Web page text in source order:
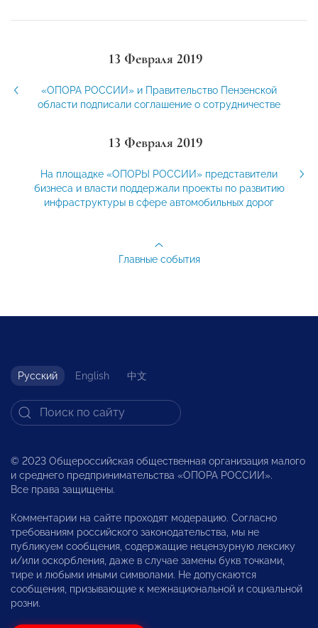
13 Февраля 2019
«ОПОРА РОССИИ» и Правительство Пензенской
области подписали соглашение о сотрудничестве
13 Февраля 2019
На площадке «ОПОРЫ РОССИИ» представители
бизнеса и власти поддержали проекты по развитию
инфраструктуры в сфере автомобильных дорог
Главные события
Русский English 中文
© 2023 Общероссийская общественная организация малого
и среднего предпринимательства «ОПОРА РОССИИ».
Все права защищены.
Комментарии на сайте проходят модерацию. Согласно
требованиям российского законодательства, мы не
публикуем сообщения, содержащие нецензурную лексику
и/или оскорбления, даже в случае замены букв точками,
тире и любыми иными символами. Не допускаются
сообщения, призывающие к межнациональной и социальной
розни.